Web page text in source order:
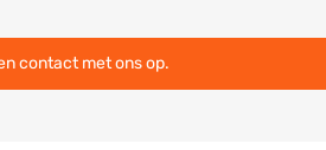
contact met ons op.